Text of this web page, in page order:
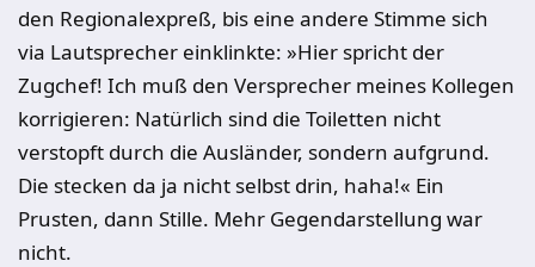
den Regionalexpreß, bis eine andere Stimme sich
via Lautsprecher einklinkte: »Hier spricht der
Zugchef! Ich muß den Versprecher meines Kollegen
korrigieren: Natürlich sind die Toiletten nicht
verstopft durch die Ausländer, sondern aufgrund.
Die stecken da ja nicht selbst drin, haha!« Ein
Prusten, dann Stille. Mehr Gegendarstellung war
nicht.